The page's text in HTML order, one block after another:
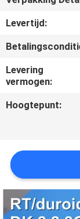
NEEM
MET
ONS
GEVALLEN
SITEMAP
Levertijd:
Levering
vermogen:
Hoogtepunt: